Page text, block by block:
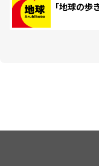
「地球の